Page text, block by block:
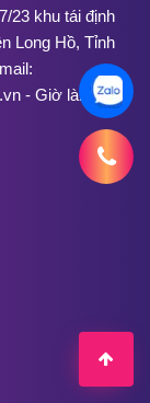
23 khu tái định
Long Hồ, Tỉnh
- Giờ làm việc: